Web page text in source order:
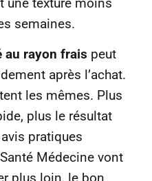
semaines.
au rayon frais peut
après l’achat.
les mêmes. Plus
plus le résultat
pratiques
Médecine vont